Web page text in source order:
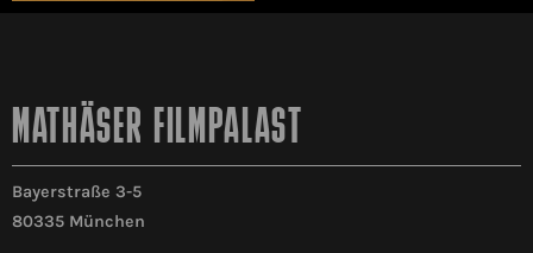
MATHÄSER FILMPALAST
Bayerstraße 3-5
80335 München